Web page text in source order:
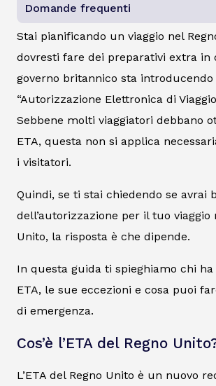
Domande frequenti
Stai pianificando un viaggio nel
dovresti fare dei preparativi extra in
governo britannico sta introducendo
“Autorizzazione Elettronica di
Sebbene molti viaggiatori debbano
ETA, questa non si applica
i visitatori.
Quindi, se ti stai chiedendo se avrai
dell’autorizzazione per il tuo viaggio
Unito, la risposta è che dipende.
In questa guida ti spieghiamo chi
ETA, le sue eccezioni e cosa puoi
di emergenza.
Cos’è l’ETA del Regno
L’ETA del Regno Unito è un nuovo